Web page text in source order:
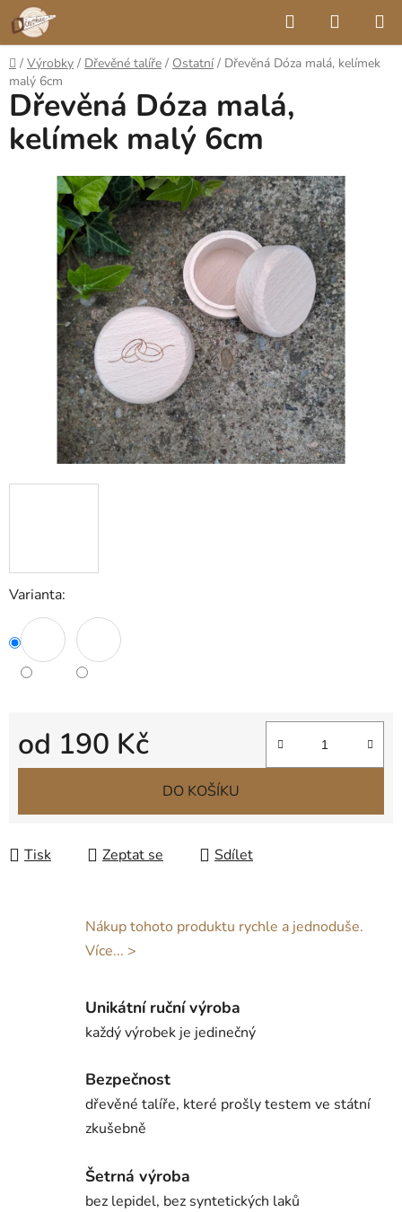
Přejít
na
obsah
Hledat
KOŠÍK
Domů
/ Výrobky / Dřevěné talíře / Ostatní / Dřevěná Dóza malá, kelímek
malý 6cm
Varianta:
od 190 Kč
Měrná cena:
DO KOŠÍKU
Tisk Zeptat se Sdílet
Dřevěná Dóza malá,
kelímek malý 6cm
Nákup tohoto produktu rychle a jednoduše.
Více... >
Unikátní ruční výroba
každý výrobek je jedinečný
Bezpečnost
dřevěné talíře, které prošly testem ve státní
zkušebně
Šetrná výroba
bez lepidel, bez syntetických laků